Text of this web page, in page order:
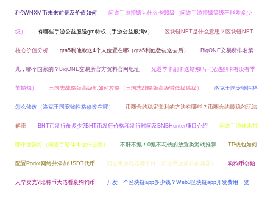
种?WNXM币未来前景及价值如何 问道手游押镖为什么卡99级（问道手游押镖等级不能差多少
级） 有哪些手游公益服送gm特权（手游公益服满v） 区块链NFT是什么意思？区块链NFT
核心价值分析 gta5利他教送4个人位置在哪（gta5利他教徒送去后） BigONE交易所排名第
几，哪个国家的？BigONE交易所官方资料官网地址 光遇季卡副卡送蜡烛吗（光遇副卡有没有季
节蜡烛） 三国志战略版高级地如何攻略（三国志战略版高级带低级练级） 洛克王国宠物性格
怎么修改（洛克王国宠物性格修改在哪） 币圈合约稳定套利的方法有哪些？币圈合约最稳的玩法
解密 BHT币发行价多少?BHT币发行价格和发行时间及BNBHunter项目介绍 问道手游体木带
哪个变异好（问道手游体木做什么套） 不肝不氪！0氪不花钱的放置类游戏推荐 TP钱包如何
配置Poriot网络并添加USDT代币 问道手游魂器哪个好（问道手游最好的魂器） 狗狗币创始
人早卖光?比特币大佬看衰狗狗币 开发一个区块链app多少钱？Web3区块链app开发费用一览